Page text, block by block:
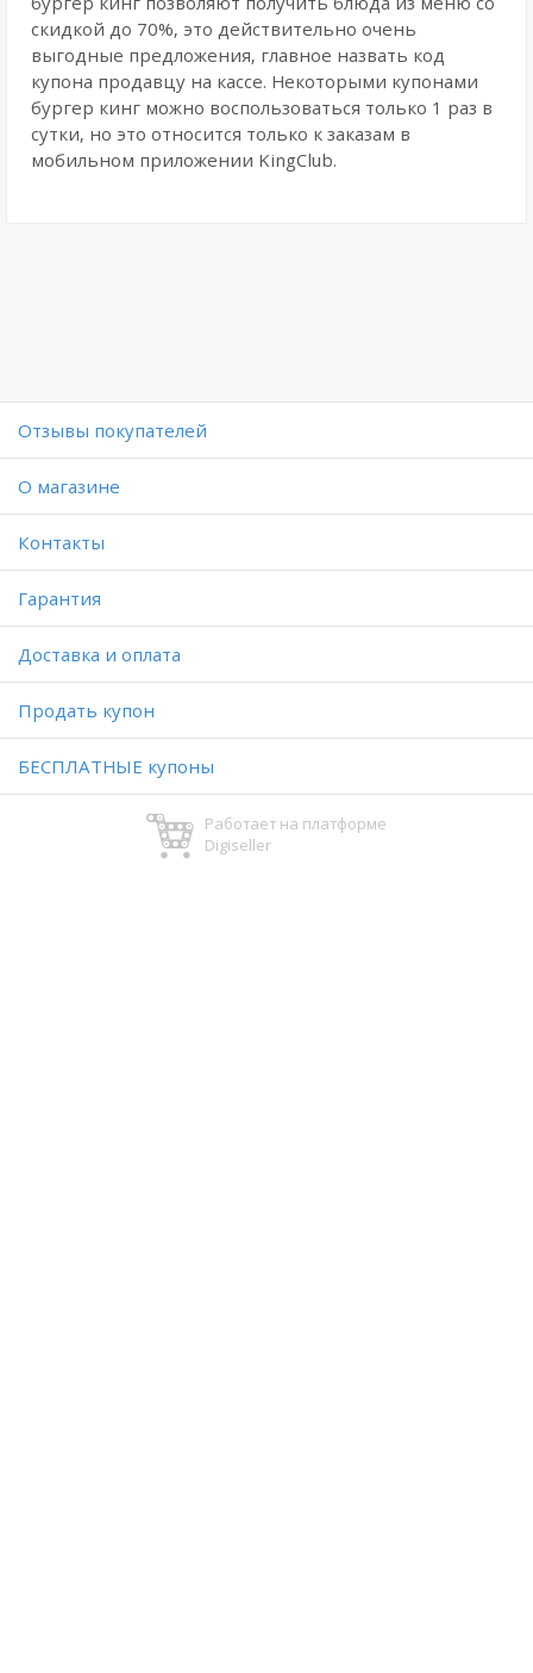
скидкой до 70%, это действительно очень
выгодные предложения, главное назвать код
купона продавцу на кассе. Некоторыми купонами
бургер кинг можно воспользоваться только 1 раз в
сутки, но это относится только к заказам в
мобильном приложении KingClub.
Отзывы покупателей
O магазине
Контакты
Гарантия
Доставка и оплата
Продать купон
БЕСПЛАТНЫЕ купоны
Работает на платформе
Digiseller